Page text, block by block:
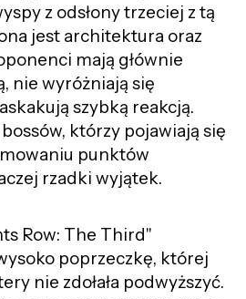
z odsłony trzeciej z tą
jest architektura oraz
mają głównie
nie wyróżniają się
szybką reakcją.
którzy pojawiają się
punktów
rzadki wyjątek.
Row: The Third"
poprzeczkę, której
nie zdołała podwyższyć.